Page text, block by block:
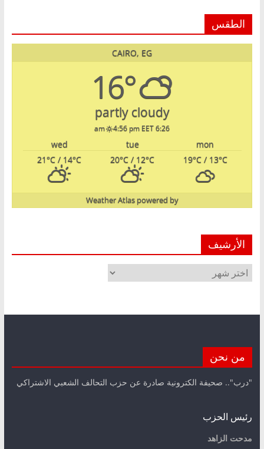
الطقس
CAIRO, EG
16°
partly cloudy
6:26 am
4:56 pm EET
mon
tue
wed
19°C/ 13°C
20°C / 12°C
21°C / 14°C
powered by
Weather Atlas
الأرشيف
الأرشيف
من نحن
"درب".. صحيفة الكترونية صادرة عن حزب التحالف الشعبي الاشتراكي
رئيس الحزب
مدحت الزاهد